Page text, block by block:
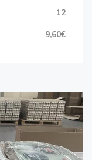
12
9,60€